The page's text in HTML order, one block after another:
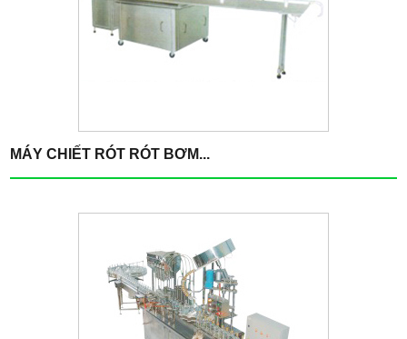
MÁY CHIẾT RÓT RÓT BƠM...